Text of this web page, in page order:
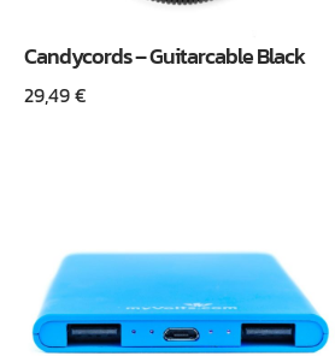
Candycords – Guitarcable Black
29,49€